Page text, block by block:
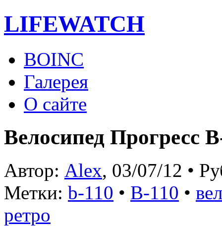
LIFEWATCH
BOINC
Галерея
О сайте
Велосипед Прогресс
Автор: Alex, 03/07/12 •
Метки: b-110 • В-110 •
ретро